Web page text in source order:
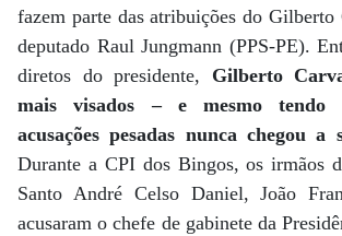
fazem parte das atribuições do
deputado Raul Jungmann (PPS-PE).
diretos do presidente, Gilberto
mais visados – e mesmo tendo
acusações pesadas nunca chegou a
Durante a CPI dos Bingos, os irmãos
Santo André Celso Daniel, João
acusaram o chefe de gabinete da